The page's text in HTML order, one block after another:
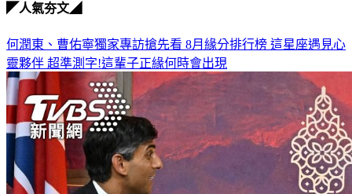
◤人氣夯文◢
何潤東、曹佑寧獨家專訪搶先看 8月緣分排行榜 這星座遇見心
靈夥伴 超準測字!這輩子正緣何時會出現